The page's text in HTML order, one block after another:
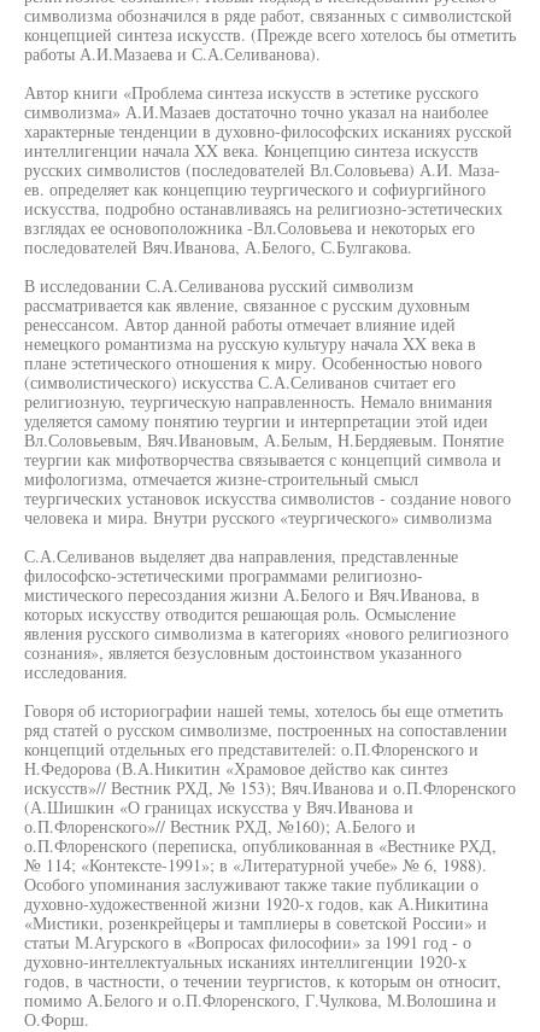
символизма обозначился в ряде работ, связанных с символистской
концепцией синтеза искусств. (Прежде всего хотелось бы отметить
работы А.И.Мазаева и С.А.Селиванова).
Автор книги «Проблема синтеза искусств в эстетике русского
символизма» А.И.Мазаев достаточно точно указал на наиболее
характерные тенденции в духовно-философских исканиях русской
интеллигенции начала XX века. Концепцию синтеза искусств
русских символистов (последователей Вл.Соловьева) А.И. Маза-
ев. определяет как концепцию теургического и софиургийного
искусства, подробно останавливаясь на религиозно-эстетических
взглядах ее основоположника -Вл.Соловьева и некоторых его
последователей Вяч.Иванова, А.Белого, С.Булгакова.
В исследовании С.А.Селиванова русский символизм
рассматривается как явление, связанное с русским духовным
ренессансом. Автор данной работы отмечает влияние идей
немецкого романтизма на русскую культуру начала XX века в
плане эстетического отношения к миру. Особенностью нового
(символистического) искусства С.А.Селиванов считает его
религиозную, теургическую направленность. Немало внимания
уделяется самому понятию теургии и интерпретации этой идеи
Вл.Соловьевым, Вяч.Ивановым, А.Белым, Н.Бердяевым. Понятие
теургии как мифотворчества связывается с концепций символа и
мифологизма, отмечается жизне-строительный смысл
теургических установок искусства символистов - создание нового
человека и мира. Внутри русского «теургического» символизма
С.А.Селиванов выделяет два направления, представленные
философско-эстетическими программами религиозно-
мистического пересоздания жизни А.Белого и Вяч.Иванова, в
которых искусству отводится решающая роль. Осмысление
явления русского символизма в категориях «нового религиозного
сознания», является безусловным достоинством указанного
исследования.
Говоря об историографии нашей темы, хотелось бы еще отметить
ряд статей о русском символизме, построенных на сопоставлении
концепций отдельных его представителей: о.П.Флоренского и
Н.Федорова (В.А.Никитин «Храмовое действо как синтез
искусств»// Вестник РХД, № 153); Вяч.Иванова и о.П.Флоренского
(А.Шишкин «О границах искусства у Вяч.Иванова и
о.П.Флоренского»// Вестник РХД, №160); А.Белого и
о.П.Флоренского (переписка, опубликованная в «Вестнике РХД,
№ 114; «Контексте-1991»; в «Литературной учебе» № 6, 1988).
Особого упоминания заслуживают также такие публикации о
духовно-художественной жизни 1920-х годов, как А.Никитина
«Мистики, розенкрейцеры и тамплиеры в советской России» и
статьи М.Агурского в «Вопросах философии» за 1991 год - о
духовно-интеллектуальных исканиях интеллигенции 1920-х
годов, в частности, о течении теургистов, к которым он относит,
помимо А.Белого и о.П.Флоренского, Г.Чулкова, М.Волошина и
О.Форш.